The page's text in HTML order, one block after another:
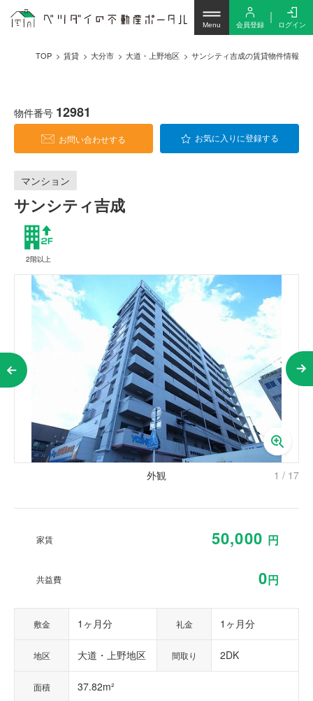
Menu 会員登録 ログイン
TOP 賃貸 大分市 大道・上野地区 サンシティ吉成の賃貸物件情報
マンション
サンシティ吉成
2階以上
物件番号 12981
お問い合わせする お気に入りに登録する
外観 1 / 17
家賃 50,000 円
共益費 0円
敷金 1ヶ月分 礼金 1ヶ月分
地区 大道・上野地区 間取り 2DK
面積 37.82m²